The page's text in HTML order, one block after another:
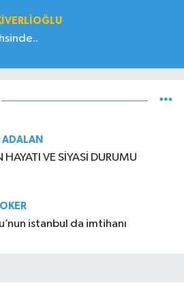
ADALAN
HAYATI VE SİYASİ DURUMU
istanbul da imtihanı